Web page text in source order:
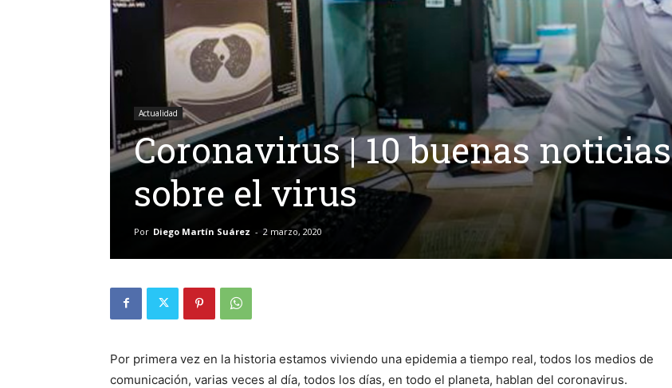
Actualidad
Coronavirus | 10 buenas noticias
sobre el virus
Por Diego Martín Suárez - 2 marzo, 2020
Por primera vez en la historia estamos viviendo una epidemia a tiempo real, todos los medios de
comunicación, varias veces al día, todos los días, en todo el planeta, hablan del coronavirus.